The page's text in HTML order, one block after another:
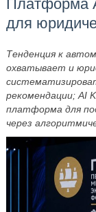
Платформа
для
Тенденция к
охватывает и
рекомендации; AI
платформа для
через